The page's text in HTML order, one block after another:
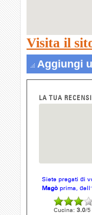
Visita il
Aggiungi
LA TUA
Siete pregati di
Magò prima,
Cucina: 3.0/5